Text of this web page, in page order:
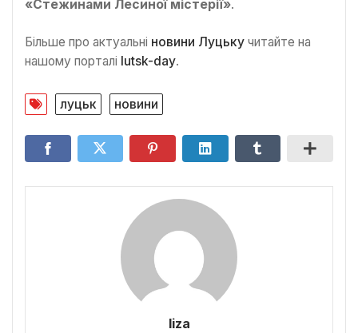
«Стежинами Лесиної містерії».
Більше про актуальні новини Луцьку читайте на
нашому порталі lutsk-day.
луцьк новини
liza